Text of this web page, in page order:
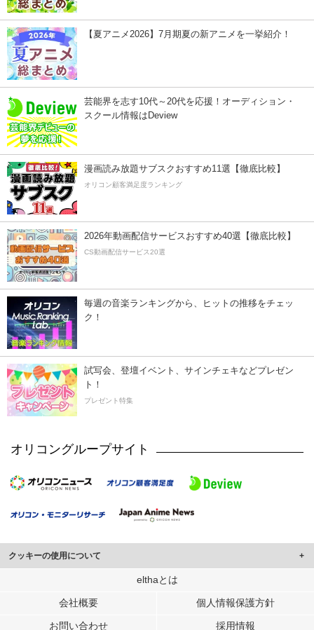
【夏アニメ2026】7月期夏の新アニメを一挙紹介！
芸能界を志す10代～20代を応援！オーディション・
スクール情報はDeview
漫画読み放題サブスクおすすめ11選【徹底比較】
オリコン顧客満足度ランキング
2026年動画配信サービスおすすめ40選【徹底比較】
CS動画配信サービス20選
毎週の音楽ランキングから、ヒットの推移をチェッ
ク！
試写会、登壇イベント、サインチェキなどプレゼン
ト！
プレゼント特集
オリコングループサイト
クッキーの使用について
このサイトでは Cookie を使用して、ユーザーに合わせたコンテンツや広告の
行っています。
メディアや広告配信、データ解析の各パートナーに提供しています。
elthaとは
会社概要 個人情報保護方針
お問い合わせ 採用情報